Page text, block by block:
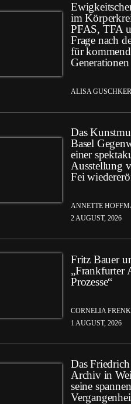
im
PFAS, TFA
Frage nach
für
Generationen
ALISA GUSCHKER
Das
Basel
einer
Ausstellung
Fei
ANNETTE
2 AUGUST, 2026
Fritz Bauer
„Frankfurter
Prozesse“
CORNELIA
1 AUGUST, 2026
Das
Archiv in
seine